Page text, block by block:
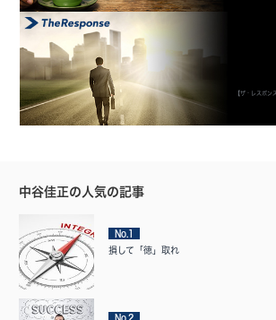
【ザ・レスポン
中谷佳正の人気の記事
No.1
損して「徳」取れ
No.2